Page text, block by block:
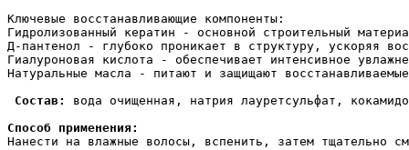
Ключевые восстанавливающие компоненты:
Гидролизованный кератин - основной строительный
Д-пантенол - глубоко проникает в структуру, ускоряя
Гиалуроновая кислота - обеспечивает интенсивное
Натуральные масла - питают и защищают
Состав:
вода очищенная, натрия лауретсульфат,
Способ применения:
Нанести на влажные волосы, вспенить, затем тщательно